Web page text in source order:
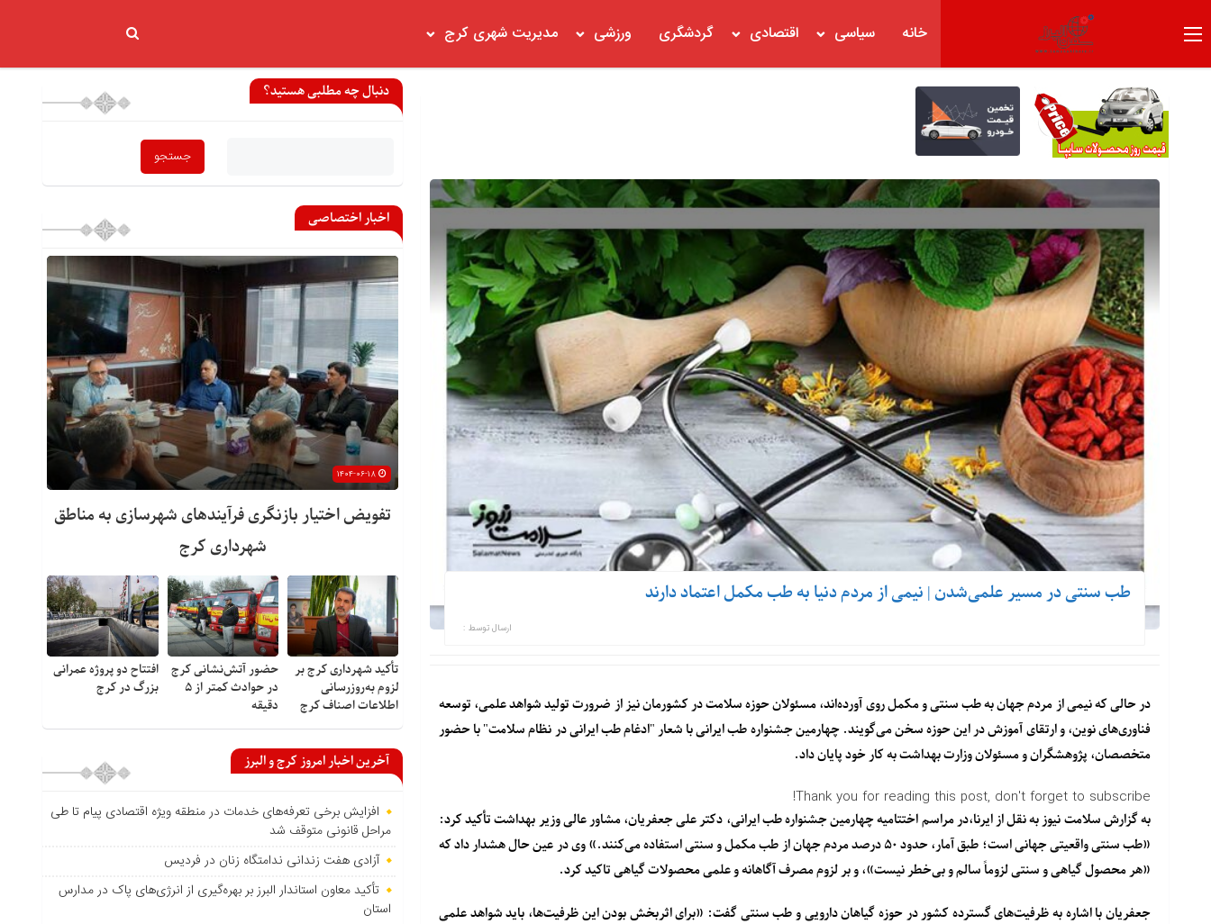
خانه سیاسی اقتصادی گردشگری ورزشی مدیریت شهری کرج
طب سنتی در مسیر علمی‌شدن | نیمی از مردم دنیا به طب مکمل اعتماد دارند
ارسال توسط :
در حالی که نیمی از مردم جهان به طب سنتی و مکمل روی آورده‌اند، مسئولان حوزه سلامت در کشورمان نیز از ضرورت تولید شواهد علمی، توسعه
فناوری‌های نوین، و ارتقای آموزش در این حوزه سخن می‌گویند. چهارمین جشنواره طب ایرانی با شعار "ادغام طب ایرانی در نظام سلامت" با حضور
متخصصان، پژوهشگران و مسئولان وزارت بهداشت به کار خود پایان داد.
Thank you for reading this post, don't forget to subscribe!
به گزارش سلامت نیوز به نقل از ایرنا،در مراسم اختتامیه چهارمین جشنواره طب ایرانی، دکتر علی جعفریان، مشاور عالی وزیر بهداشتتأکید کرد:
«طب سنتی واقعیتی جهانی است؛ طبق آمار، حدود۵۰ درصد مردم جهان از طب مکمل و سنتی
استفاده می‌کنند.» وی در عین حال هشدار داد که
«هر محصول گیاهی و سنتی لزوماً سالم و بی‌خطر نیست»، و بر لزوممصرف آگاهانه و علمی محصولات گیاهیتاکید کرد.
جعفریان با اشاره به ظرفیت‌های گسترده کشور در حوزه گیاهان دارویی و طب سنتی گفت: «برای اثربخش بودن این ظرفیت‌ها، باید شواهد علمی
دنبال چه مطلبی هستید؟
اخبار اختصاصی
تفویض اختیار بازنگری فرآیندهای شهرسازی به مناطق
شهرداری کرج
تأکید شهرداری کرج بر
لزوم به‌روزرسانی
اطلاعات اصناف کرج
حضور آتش‌نشانی کرج
در حوادث کمتر از ۵
دقیقه
افتتاح دو پروژه عمرانی
بزرگ در کرج
آخرین اخبار امروز کرج و البرز
افزایش برخی تعرفه‌های خدمات در منطقه ویژه اقتصادی پیام تا طی
مراحل قانونی متوقف شد
آزادی هفت زندانی ندامتگاه زنان در فردیس
تأکید معاون استاندار البرز بر بهره‌گیری از انرژی‌های پاک در مدارس
استان